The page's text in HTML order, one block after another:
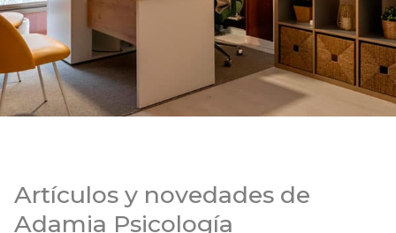
Artículos y novedades de
Adamia Psicología